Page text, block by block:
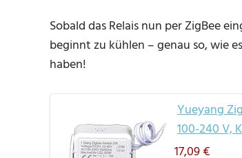
Sobald das Relais nun per ZigBee
beginnt zu kühlen – genau so, wie
haben!
Yueyang
100-240 V,
17,09 €